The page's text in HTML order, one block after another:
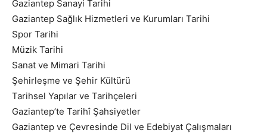
Gaziantep Sanayi Tarihi
Gaziantep Sağlık Hizmetleri ve Kurumları Tarihi
Spor Tarihi
Müzik Tarihi
Sanat ve Mimari Tarihi
Şehirleşme ve Şehir Kültürü
Tarihsel Yapılar ve Tarihçeleri
Gaziantep’te Tarihî Şahsiyetler
Gaziantep ve Çevresinde Dil ve Edebiyat Çalışmaları